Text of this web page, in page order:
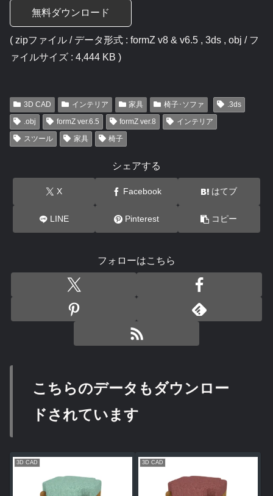
無料ダウンロード
( zipファイル / データ形式 : formZ v8 & v6.5 , 3ds , obj / フ
ァイルサイズ : 4,444 KB )
3D CAD インテリア 家具 椅子･ソファ
.3ds
.obj
formZ ver.6.5 formZ ver.8
インテリア
スツール
家具 椅子
シェアする
X Facebook はてブ
LINE Pinterest コピー
フォローはこちら
こちらのデータもダウンロー
ドされています
3D CAD 3D CAD